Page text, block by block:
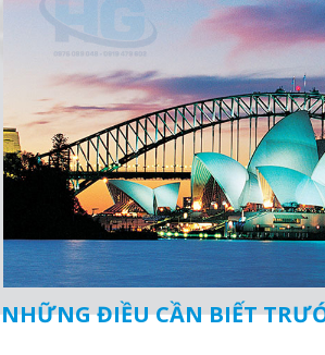
NHỮNG ĐIỀU CẦN BIẾT